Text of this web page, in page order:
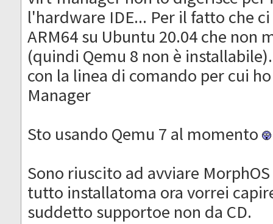
l'hardware IDE... Per il fatto che
ARM64 su Ubuntu 20.04 che non
(quindi Qemu 8 non è
con la linea di comando per cui
Manager
Sto usando Qemu 7 al momento
Sono riuscito ad avviare
tutto installatoma ora vorrei
suddetto supportoe non da CD.